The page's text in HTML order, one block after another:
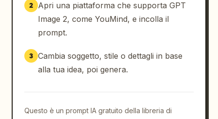
2
Apri una piattaforma che supporta GPT
Image 2, come YouMind, e incolla il
prompt.
3 Cambia soggetto, stile o dettagli in base
alla tua idea, poi genera.
Questo è un prompt IA gratuito della libreria di